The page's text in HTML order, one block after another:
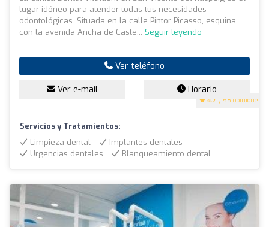
4.7 (158 opiniones)
lugar idóneo para atender todas tus necesidades
odontológicas. Situada en la calle Pintor Picasso, esquina
con la avenida Ancha de Caste... Seguir leyendo
Ver teléfono
Ver e-mail Horario
Servicios y Tratamientos:
Limpieza dental
Implantes dentales
Urgencias dentales
Blanqueamiento dental